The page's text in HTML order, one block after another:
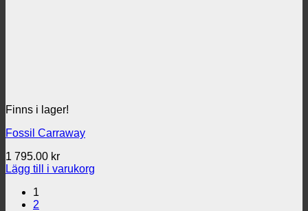
Finns i lager!
Fossil Carraway
1 795.00 kr
Lägg till i varukorg
1
2